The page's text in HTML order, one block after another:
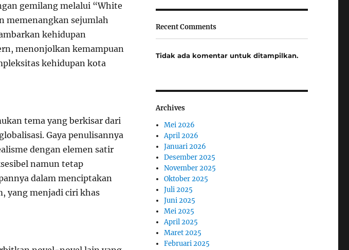
gemilang melalui “White
memenangkan sejumlah
kehidupan
menonjolkan kemampuan
kehidupan kota
tema yang berkisar dari
Gaya penulisannya
dengan elemen satir
namun tetap
dalam menciptakan
yang menjadi ciri khas
Recent Comments
Tidak ada komentar untuk ditampilkan.
Archives
Mei 2026
April 2026
Januari 2026
Desember 2025
November 2025
Oktober 2025
Juli 2025
Juni 2025
Mei 2025
April 2025
Maret 2025
Februari 2025